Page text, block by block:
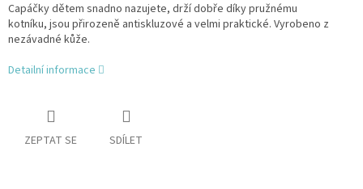
Capáčky dětem snadno nazujete, drží dobře díky pružnému
kotníku, jsou přirozeně antiskluzové a velmi praktické. Vyrobeno z
nezávadné kůže.
Detailní informace
ZEPTAT SE SDÍLET